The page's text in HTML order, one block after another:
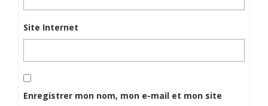
Site Internet
Enregistrer mon nom, mon e-mail et mon site